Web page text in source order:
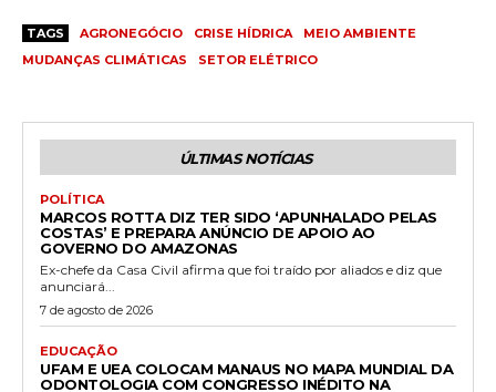
TAGS AGRONEGÓCIO CRISE HÍDRICA
MEIO AMBIENTE
MUDANÇAS CLIMÁTICAS
SETOR ELÉTRICO
ÚLTIMAS NOTÍCIAS
POLÍTICA
MARCOS ROTTA DIZ TER SIDO ‘APUNHALADO PELAS
COSTAS’ E PREPARA ANÚNCIO DE APOIO AO
GOVERNO DO AMAZONAS
Ex-chefe da Casa Civil afirma que foi traído por aliados e diz que
anunciará...
7 de agosto de 2026
EDUCAÇÃO
UFAM E UEA COLOCAM MANAUS NO MAPA MUNDIAL DA
ODONTOLOGIA COM CONGRESSO INÉDITO NA